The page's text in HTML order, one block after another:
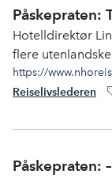
Påskepraten:
Hotelldirektør
flere
https://
Reiselivslederen
Påskepraten: